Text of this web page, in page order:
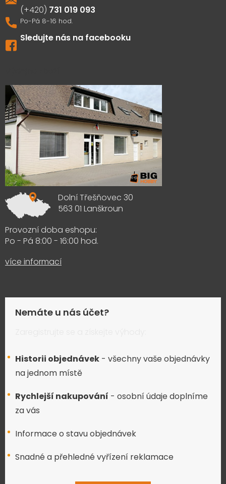
731 019 093
Sledujte nás na facebooku
Dolní Třešňovec 30
563 01 Lanškroun
Provozní doba eshopu:
Po - Pá 8:00 - 16:00 hod.
více informací
Nemáte u nás účet?
Historii objednávek - všechny vaše objednávky
na jednom místě
Rychlejší nakupování - osobní údaje doplníme
za vás
Informace o stavu objednávek
Snadné a přehledné vyřízení reklamace